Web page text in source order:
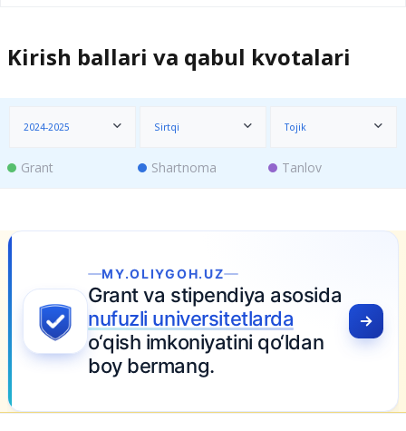
Kirish ballari va qabul kvotalari
2024-2025 Sirtqi Tojik
Grant Shartnoma Tanlov
MY.OLIYGOH.UZ
Grant va stipendiya asosida
nufuzli universitetlarda
o‘qish imkoniyatini qo‘ldan
boy bermang.